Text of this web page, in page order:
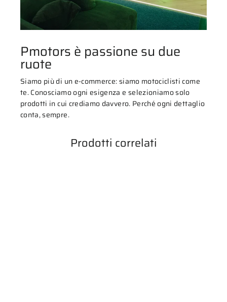
Pmotors è passione su due
ruote
Siamo più di un e-commerce: siamo motociclisti come
te. Conosciamo ogni esigenza e selezioniamo solo
prodotti in cui crediamo davvero. Perché ogni dettaglio
conta, sempre.
Prodotti correlati